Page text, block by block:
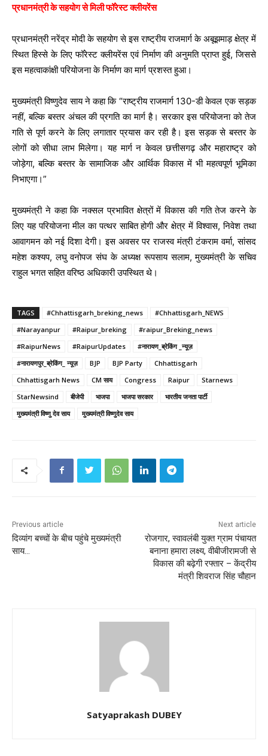
प्रधानमंत्री के सहयोग से मिली फॉरेस्ट क्लीयरेंस
प्रधानमंत्री नरेंद्र मोदी के सहयोग से इस राष्ट्रीय राजमार्ग के अबूझमाड़ क्षेत्र में
स्थित हिस्से के लिए फॉरेस्ट क्लीयरेंस एवं निर्माण की अनुमति प्राप्त हुई, जिससे
इस महत्वाकांक्षी परियोजना के निर्माण का मार्ग प्रशस्त हुआ।
मुख्यमंत्री विष्णुदेव साय ने कहा कि “राष्ट्रीय राजमार्ग 130-डी केवल एक सड़क
नहीं, बल्कि बस्तर अंचल की प्रगति का मार्ग है। सरकार इस परियोजना को तेज
गति से पूर्ण करने के लिए लगातार प्रयास कर रही है। इस सड़क से बस्तर के
लोगों को सीधा लाभ मिलेगा। यह मार्ग न केवल छत्तीसगढ़ और महाराष्ट्र को
जोड़ेगा, बल्कि बस्तर के सामाजिक और आर्थिक विकास में भी महत्वपूर्ण भूमिका
निभाएगा।”
मुख्यमंत्री ने कहा कि नक्सल प्रभावित क्षेत्रों में विकास की गति तेज करने के
लिए यह परियोजना मील का पत्थर साबित होगी और क्षेत्र में विश्वास, निवेश तथा
आवागमन को नई दिशा देगी। इस अवसर पर राजस्व मंत्री टंकराम वर्मा, सांसद
महेश कश्यप, लघु वनोपज संघ के अध्यक्ष रूपसाय सलाम, मुख्यमंत्री के सचिव
राहुल भगत सहित वरिष्ठ अधिकारी उपस्थित थे।
TAGS #Chhattisgarh_breking_news
#Chhattisgarh_NEWS
#Narayanpur
#Raipur_breking
#raipur_Breking_news
#RaipurNews
#RaipurUpdates
#नारायण_ब्रेकिंग _न्यूज़
#नारायणपुर_ब्रेकिंग_ न्यूज़
BJP BJP Party
Chhattisgarh
Chhattisgarh News
CM साय Congress Raipur
Starnews
StarNewsind
बीजेपी भाजपा भाजपा सरकार
भारतीय जनता पार्टी
मुख्यमंत्री विष्णु देव साय
मुख्यमंत्री विष्णुदेव साय
Previous article
दिव्यांग बच्चों के बीच पहुंचे मुख्यमंत्री
साय…
Next article
रोजगार, स्वावलंबी युक्त ग्राम पंचायत
बनाना हमारा लक्ष्य, वीबीजीरामजी से
विकास की बढ़ेगी रफ्तार – केंद्रीय
मंत्री शिवराज सिंह चौहान
Satyaprakash DUBEY